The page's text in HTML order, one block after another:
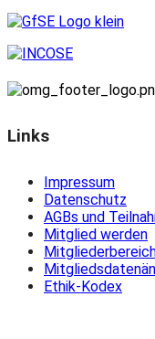
Links
Impressum
Datenschutz
AGBs und
Mitglied werden
Ethik-Kodex